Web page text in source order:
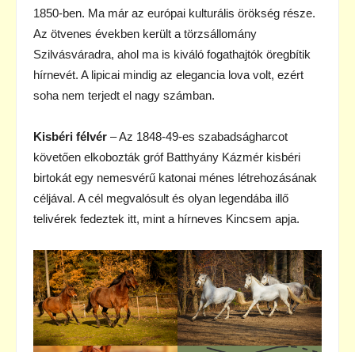
1850-ben. Ma már az európai kulturális örökség része.
Az ötvenes években került a törzsállomány
Szilvásváradra, ahol ma is kiváló fogathajtók öregbítik
hírnevét. A lipicai mindig az elegancia lova volt, ezért
soha nem terjedt el nagy számban.
Kisbéri félvér – Az 1848-49-es szabadságharcot
követően elkobozták gróf Batthyány Kázmér kisbéri
birtokát egy nemesvérű katonai ménes létrehozásának
céljával. A cél megvalósult és olyan legendába illő
telivérek fedeztek itt, mint a hírneves Kincsem apja.